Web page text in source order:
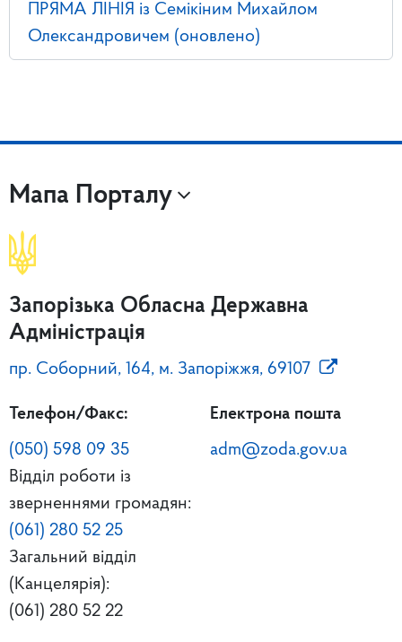
ПРЯМА ЛІНІЯ із Семікіним Михайлом
Олександровичем (оновлено)
Мапа Порталу
Запорізька Обласна Державна
Адміністрація
пр. Соборний, 164, м. Запоріжжя, 69107
Телефон/Факс:
(050) 598 09 35
Відділ роботи із
зверненнями громадян:
(061) 280 52 25
Загальний відділ
(Канцелярія):
(061) 280 52 22
Електрона пошта
adm@zoda.gov.ua